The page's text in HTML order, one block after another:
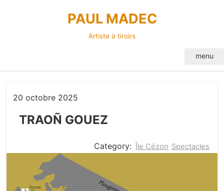
PAUL MADEC
Artiste à tiroirs
menu
20 octobre 2025
TRAOÑ GOUEZ
Category: Île Cézon Spectacles